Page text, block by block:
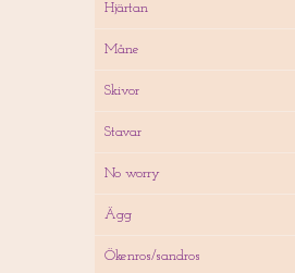
Hjärtan
Måne
Skivor
Stavar
No worry
Ägg
Ökenros/sandros